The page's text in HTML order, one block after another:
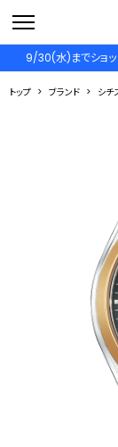
9/30(水)までショッ
トップ ブランド シチ